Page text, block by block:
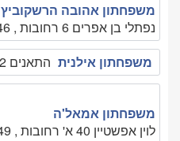
משפחתון אהובה הרשקוביץ
נפתלי בן אפרים 6 רחובות , 089410246
משפחתון אילנית התאנים 2 רחובות , 0502211378
משפחתון אמאל'ה
לוין אפשטיין 40 א' רחובות , 0546970149